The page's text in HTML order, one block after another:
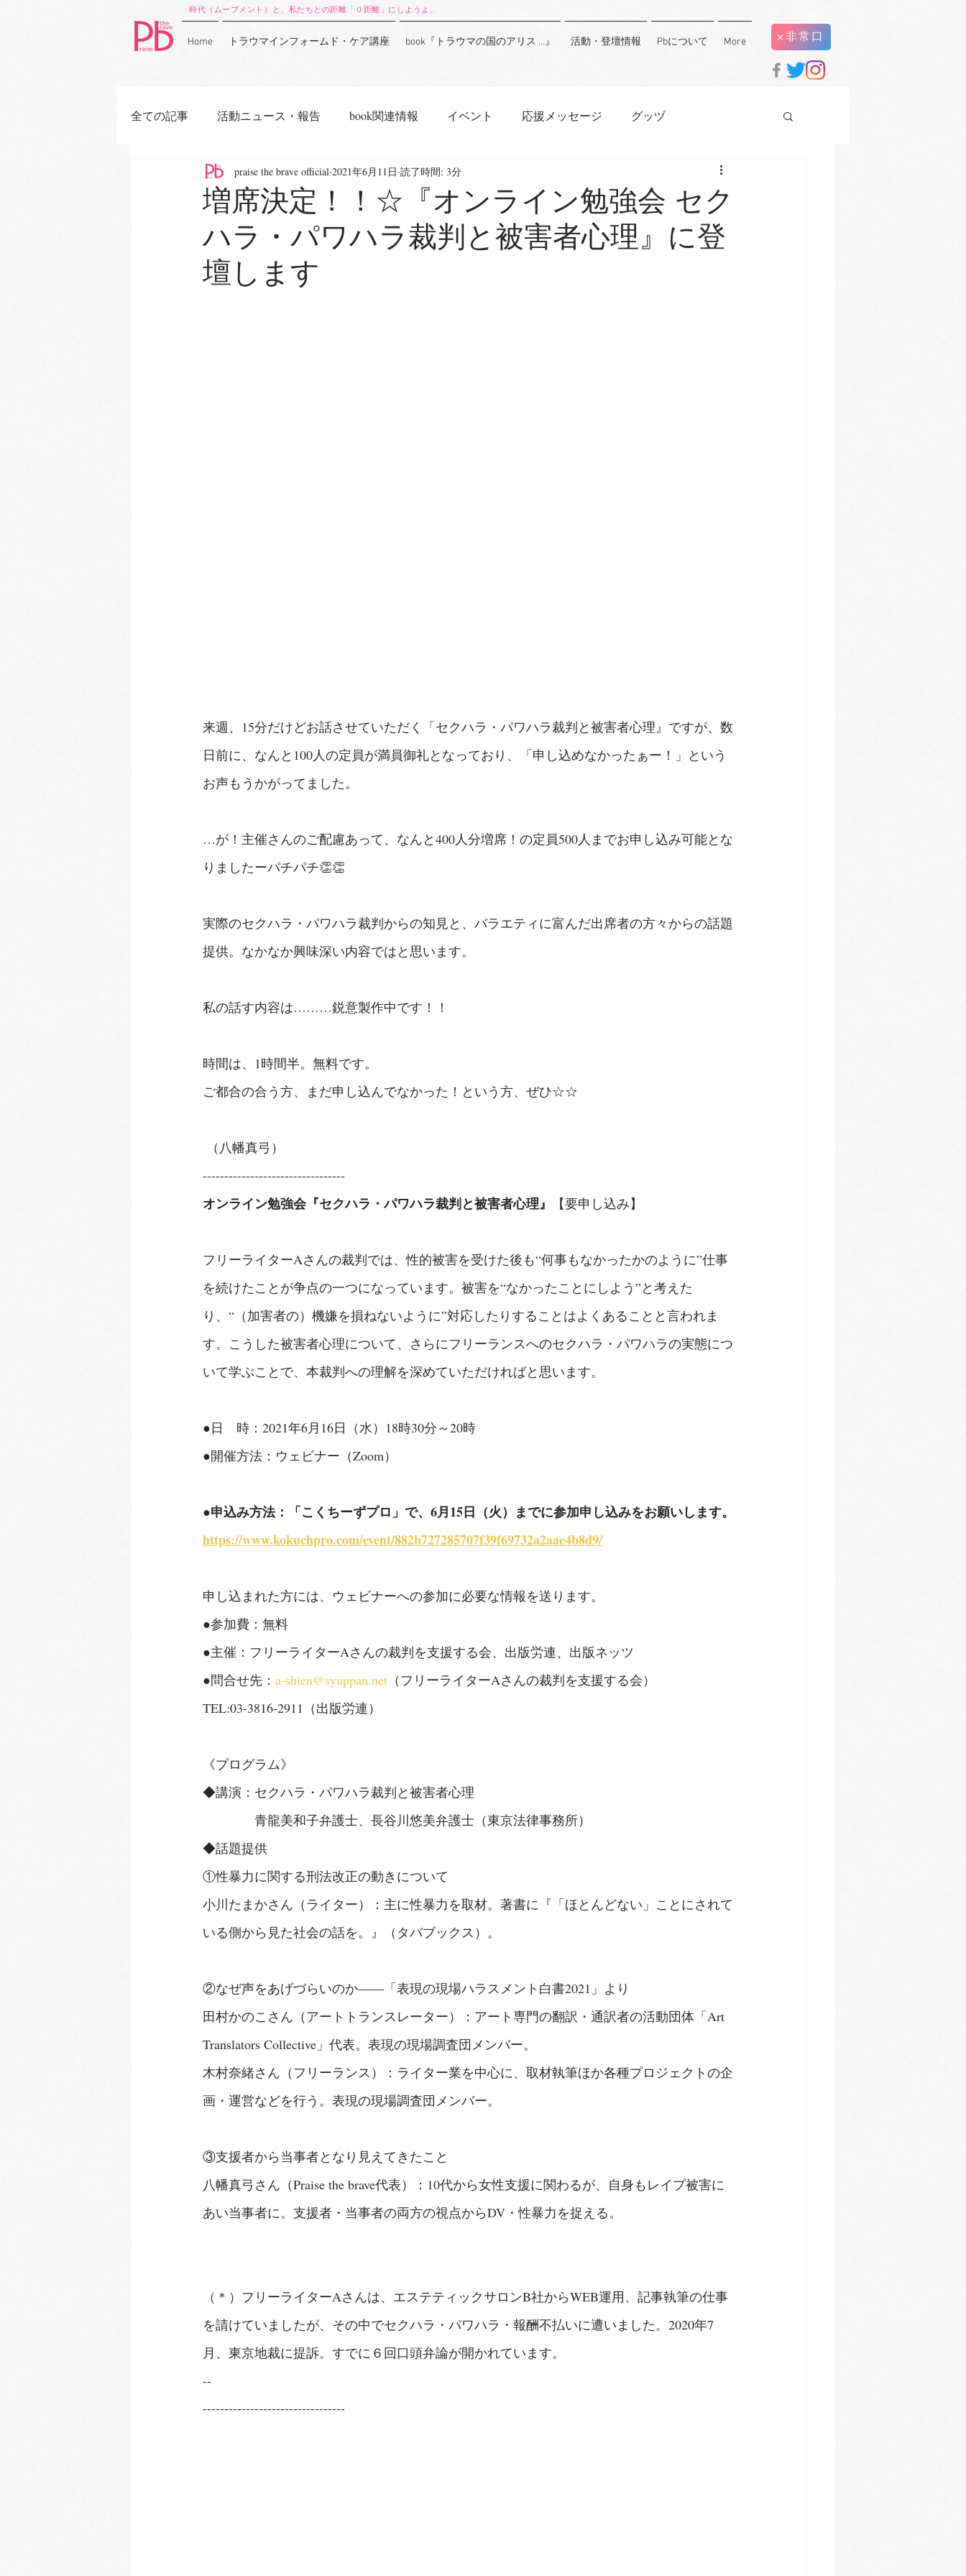
時代（ムーブメント）と、私たちとの距離「０距離」にしようよ。
Home トラウマインフォームド・ケア講座 book『トラウマの国のアリス …』 活動・登壇情報 Pbについて More ×非常口
全ての記事 活動ニュース・報告 book関連情報 イベント 応援メッセージ グッヅ
増席決定！！☆『オンライン勉強会 セク
ハラ・パワハラ裁判と被害者心理』に登
壇します
praise the brave official 2021年6月11日 読了時間: 3分
来週、15分だけどお話させていただく「セクハラ・パワハラ裁判と被害者心理』ですが、数
日前に、なんと100人の定員が満員御礼となっており、「申し込めなかったぁー！」という
お声もうかがってました。
…が！主催さんのご配慮あって、なんと400人分増席！の定員500人までお申し込み可能とな
りましたーパチパチ👏👏
実際のセクハラ・パワハラ裁判からの知見と、バラエティに富んだ出席者の方々からの話題
提供。なかなか興味深い内容ではと思います。
私の話す内容は………鋭意製作中です！！
時間は、1時間半。無料です。
ご都合の合う方、まだ申し込んでなかった！という方、ぜひ☆☆
（八幡真弓）
---------------------------------
オンライン勉強会『セクハラ・パワハラ裁判と被害者心理』 【要申し込み】
フリーライターAさんの裁判では、性的被害を受けた後も“何事もなかったかのように”仕事
を続けたことが争点の一つになっています。被害を“なかったことにしよう”と考えた
り、“（加害者の）機嫌を損ねないように”対応したりすることはよくあることと言われま
す。こうした被害者心理について、さらにフリーランスへのセクハラ・パワハラの実態につ
いて学ぶことで、本裁判への理解を深めていただければと思います。
●日　時：2021年6月16日（水）18時30分～20時
●開催方法：ウェビナー（Zoom）
●申込み方法：「こくちーずプロ」で、6月15日（火）までに参加申し込みをお願いします。
https://www.kokuchpro.com/event/882b727285707f39f69732a2aae4b8d9/
申し込まれた方には、ウェビナーへの参加に必要な情報を送ります。
●参加費：無料
●主催：フリーライターAさんの裁判を支援する会、出版労連、出版ネッツ
●問合せ先： a-shien@syuppan.net （フリーライターAさんの裁判を支援する会）
TEL:03-3816-2911（出版労連）
《プログラム》
◆講演：セクハラ・パワハラ裁判と被害者心理
青龍美和子弁護士、長谷川悠美弁護士（東京法律事務所）
◆話題提供
①性暴力に関する刑法改正の動きについて
小川たまかさん（ライター）：主に性暴力を取材。著書に『「ほとんどない」ことにされて
いる側から見た社会の話を。』（タバブックス）。
②なぜ声をあげづらいのか――「表現の現場ハラスメント白書2021」より
田村かのこさん（アートトランスレーター）：アート専門の翻訳・通訳者の活動団体「Art
Translators Collective」代表。表現の現場調査団メンバー。
木村奈緒さん（フリーランス）：ライター業を中心に、取材執筆ほか各種プロジェクトの企
画・運営などを行う。表現の現場調査団メンバー。
③支援者から当事者となり見えてきたこと
八幡真弓さん（Praise the brave代表）：10代から女性支援に関わるが、自身もレイプ被害に
あい当事者に。支援者・当事者の両方の視点からDV・性暴力を捉える。
（＊）フリーライターAさんは、エステティックサロンB社からWEB運用、記事執筆の仕事
を請けていましたが、その中でセクハラ・パワハラ・報酬不払いに遭いました。2020年7
月、東京地裁に提訴。すでに６回口頭弁論が開かれています。
--
---------------------------------